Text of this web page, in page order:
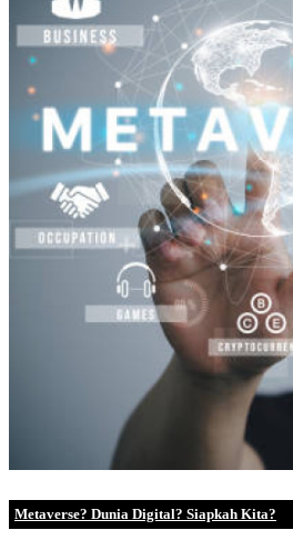
Metaverse? Dunia Digital? Siapkah Kita?